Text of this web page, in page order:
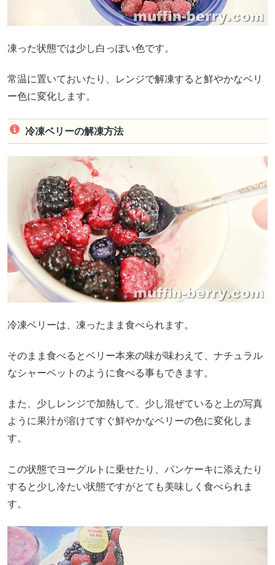
凍った状態では少し白っぽい色です。
常温に置いておいたり、レンジで解凍すると鮮やかなベリ
ー色に変化します。
冷凍ベリーの解凍方法
冷凍ベリーは、凍ったまま食べられます。
そのまま食べるとベリー本来の味が味わえて、ナチュラル
なシャーベットのように食べる事もできます。
また、少しレンジで加熱して、少し混ぜていると上の写真
ように果汁が溶けてすぐ鮮やかなベリーの色に変化しま
す。
この状態でヨーグルトに乗せたり、パンケーキに添えたり
すると少し冷たい状態ですがとても美味しく食べられま
す。